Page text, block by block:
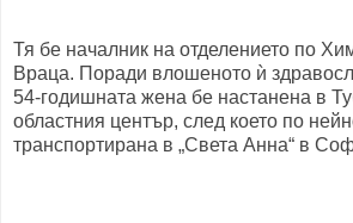
Тя бе началник на отделението по
Враца. Поради влошеното ѝ
54-годишната жена бе настанена в
областния център, след което по
транспортирана в „Света Анна“ в